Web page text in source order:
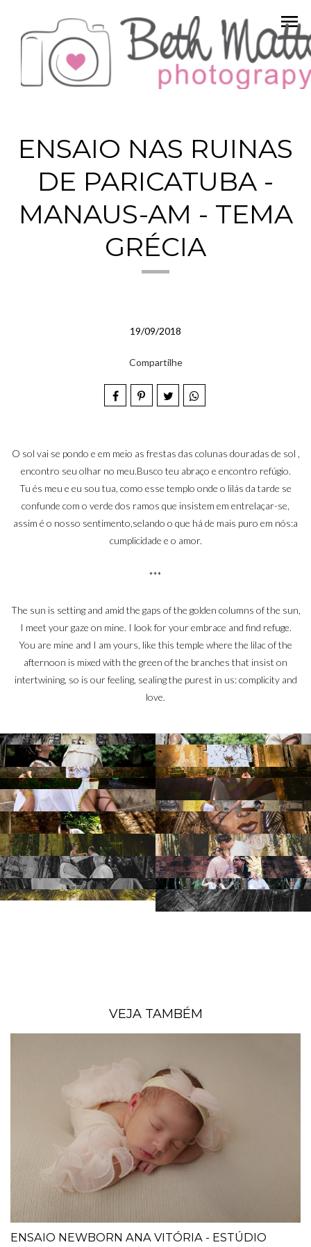
menu
ENSAIO NAS RUINAS
DE PARICATUBA -
MANAUS-AM - TEMA
GRÉCIA
19/09/2018
Compartilhe
O sol vai se pondo e em meio as frestas das colunas douradas de sol ,
encontro seu olhar no meu.Busco teu abraço e encontro refúgio.
Tu és meu e eu sou tua, como esse templo onde o lilás da tarde se
confunde com o verde dos ramos que insistem em entrelaçar-se,
assim é o nosso sentimento,selando o que há de mais puro em nós:a
cumplicidade e o amor.
***
The sun is setting and amid the gaps of the golden columns of the sun,
I meet your gaze on mine. I look for your embrace and find refuge.
You are mine and I am yours, like this temple where the lilac of the
afternoon is mixed with the green of the branches that insist on
intertwining, so is our feeling, sealing the purest in us: complicity and
love.
VEJA TAMBÉM
ENSAIO NEWBORN ANA VITÓRIA - ESTÚDIO